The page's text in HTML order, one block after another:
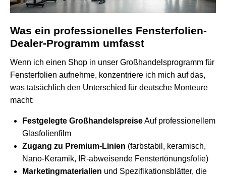
Was ein professionelles Fensterfolien-
Dealer-Programm umfasst
Wenn ich einen Shop in unser Großhandelsprogramm für
Fensterfolien aufnehme, konzentriere ich mich auf das,
was tatsächlich den Unterschied für deutsche Monteure
macht:
Festgelegte GroßhandelspreiseAuf professionellem
Glasfolienfilm
Zugang zu Premium-Linien (farbstabil, keramisch,
Nano-Keramik, IR-abweisende Fenstertönungsfolie)
Marketingmaterialien und Spezifikationsblätter, die